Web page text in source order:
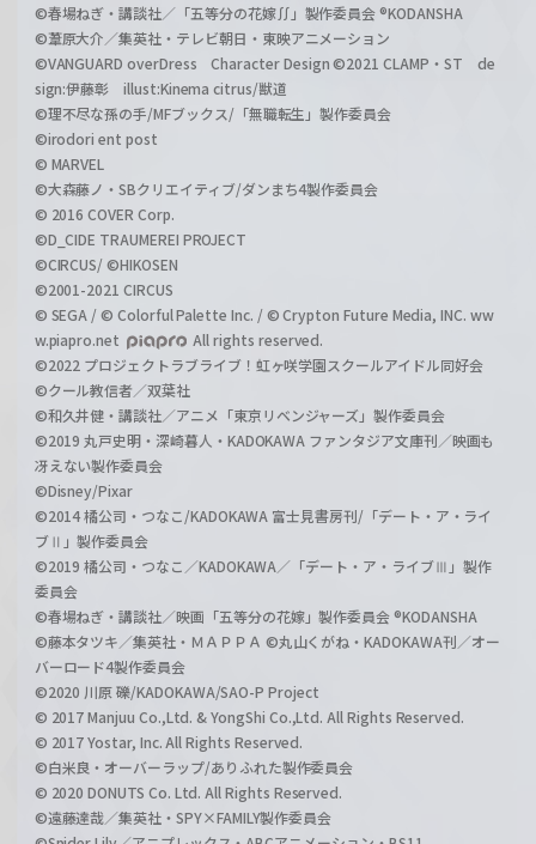
©春場ねぎ・講談社／「五等分の花嫁∬」製作委員会 ®KODANSHA
©葦原大介／集英社・テレビ朝日・東映アニメーション
©VANGUARD overDress Character Design ©2021 CLAMP・ST de
sign:伊藤彰 illust:Kinema citrus/獣道
©理不尽な孫の手/MFブックス/「無職転生」製作委員会
©irodori ent post
© MARVEL
©大森藤ノ・SBクリエイティブ/ダンまち4製作委員会
© 2016 COVER Corp.
©D_CIDE TRAUMEREI PROJECT
©CIRCUS/ ©HIKOSEN
©2001-2021 CIRCUS
© SEGA / © Colorful Palette Inc. / © Crypton Future Media, INC. ww
w.piapro.net
All rights reserved.
©2022 プロジェクトラブライブ！虹ヶ咲学園スクールアイドル同好会
©クール教信者／双葉社
©和久井健・講談社／アニメ「東京リベンジャーズ」製作委員会
©2019 丸戸史明・深崎暮人・KADOKAWA ファンタジア文庫刊／映画も
冴えない製作委員会
©Disney/Pixar
©2014 橘公司・つなこ/KADOKAWA 富士見書房刊/「デート・ア・ライ
ブⅡ」製作委員会
©2019 橘公司・つなこ／KADOKAWA／「デート・ア・ライブⅢ」製作
委員会
©春場ねぎ・講談社／映画「五等分の花嫁」製作委員会 ®KODANSHA
©藤本タツキ／集英社・ＭＡＰＰＡ ©丸山くがね・KADOKAWA刊／オー
バーロード4製作委員会
©2020 川原 礫/KADOKAWA/SAO-P Project
© 2017 Manjuu Co.,Ltd. & YongShi Co.,Ltd. All Rights Reserved.
© 2017 Yostar, Inc. All Rights Reserved.
©白米良・オーバーラップ/ありふれた製作委員会
© 2020 DONUTS Co. Ltd. All Rights Reserved.
©遠藤達哉／集英社・SPY×FAMILY製作委員会